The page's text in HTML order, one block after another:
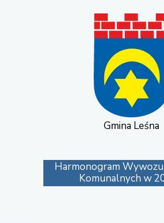
Harmonogram
Komunalnych w
Gmina Leśna